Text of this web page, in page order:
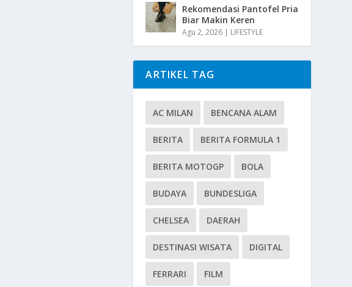
Rekomendasi Pantofel Pria
Biar Makin Keren
Agu 2, 2026 | LIFESTYLE
ARTIKEL TAG
AC MILAN BENCANA ALAM
BERITA BERITA FORMULA 1
BERITA MOTOGP BOLA
BUDAYA BUNDESLIGA
CHELSEA DAERAH
DESTINASI WISATA DIGITAL
FERRARI FILM